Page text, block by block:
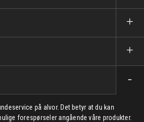
på alvor. Det betyr at du kan
forespørseler angående våre produkter.